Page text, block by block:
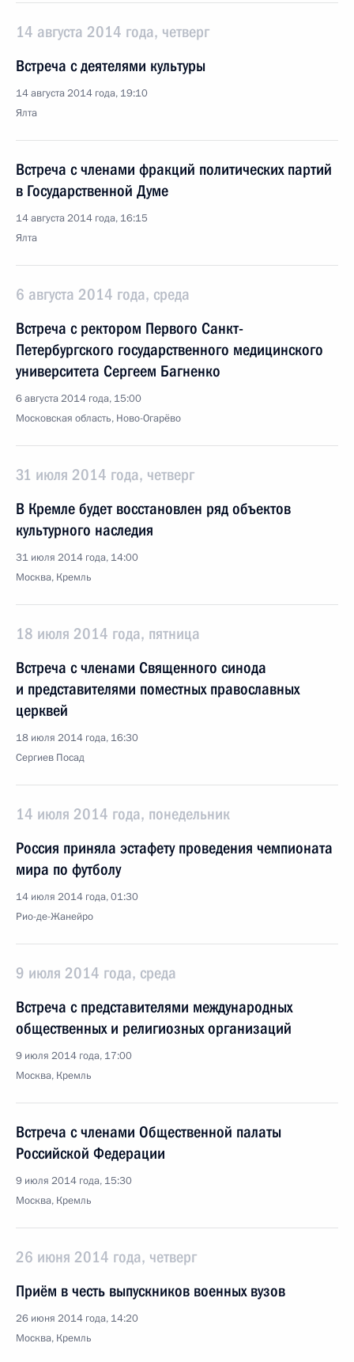
14 августа 2014 года, четверг
Встреча с деятелями культуры
14 августа 2014 года, 19:10
Ялта
Встреча с членами фракций политических партий
в Государственной Думе
14 августа 2014 года, 16:15
Ялта
6 августа 2014 года, среда
Встреча с ректором Первого Санкт-
Петербургского государственного медицинского
университета Сергеем Багненко
6 августа 2014 года, 15:00
Московская область, Ново-Огарёво
31 июля 2014 года, четверг
В Кремле будет восстановлен ряд объектов
культурного наследия
31 июля 2014 года, 14:00
Москва, Кремль
18 июля 2014 года, пятница
Встреча с членами Священного синода
и представителями поместных православных
церквей
18 июля 2014 года, 16:30
Сергиев Посад
14 июля 2014 года, понедельник
Россия приняла эстафету проведения чемпионата
мира по футболу
14 июля 2014 года, 01:30
Рио-де-Жанейро
9 июля 2014 года, среда
Встреча с представителями международных
общественных и религиозных организаций
9 июля 2014 года, 17:00
Москва, Кремль
Встреча с членами Общественной палаты
Российской Федерации
9 июля 2014 года, 15:30
Москва, Кремль
26 июня 2014 года, четверг
Приём в честь выпускников военных вузов
26 июня 2014 года, 14:20
Москва, Кремль